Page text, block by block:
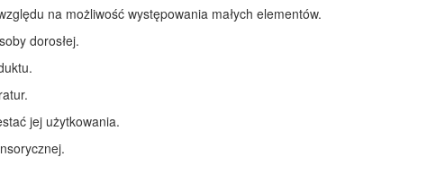
na możliwość występowania małych elementów.
dorosłej.
jej użytkowania.